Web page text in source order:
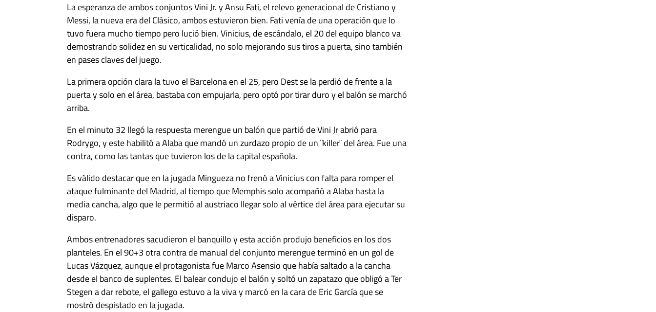
La esperanza de ambos conjuntos Vini Jr. y Ansu Fati, el relevo generacional de Cristiano y
Messi, la nueva era del Clásico, ambos estuvieron bien. Fati venía de una operación que lo
tuvo fuera mucho tiempo pero lució bien. Vinicius, de escándalo, el 20 del equipo blanco va
demostrando solidez en su verticalidad, no solo mejorando sus tiros a puerta, sino también
en pases claves del juego.
La primera opción clara la tuvo el Barcelona en el 25, pero Dest se la perdió de frente a la
puerta y solo en el área, bastaba con empujarla, pero optó por tirar duro y el balón se marchó
arriba.
En el minuto 32 llegó la respuesta merengue un balón que partió de Vini Jr abrió para
Rodrygo, y este habilitó a Alaba que mandó un zurdazo propio de un ¨killer¨ del área. Fue una
contra, como las tantas que tuvieron los de la capital española.
Es válido destacar que en la jugada Mingueza no frenó a Vinicius con falta para romper el
ataque fulminante del Madrid, al tiempo que Memphis solo acompañó a Alaba hasta la
media cancha, algo que le permitió al austriaco llegar solo al vértice del área para ejecutar su
disparo.
Ambos entrenadores sacudieron el banquillo y esta acción produjo beneficios en los dos
planteles. En el 90+3 otra contra de manual del conjunto merengue terminó en un gol de
Lucas Vázquez, aunque el protagonista fue Marco Asensio que había saltado a la cancha
desde el banco de suplentes. El balear condujo el balón y soltó un zapatazo que obligó a Ter
Stegen a dar rebote, el gallego estuvo a la viva y marcó en la cara de Eric García que se
mostró despistado en la jugada.